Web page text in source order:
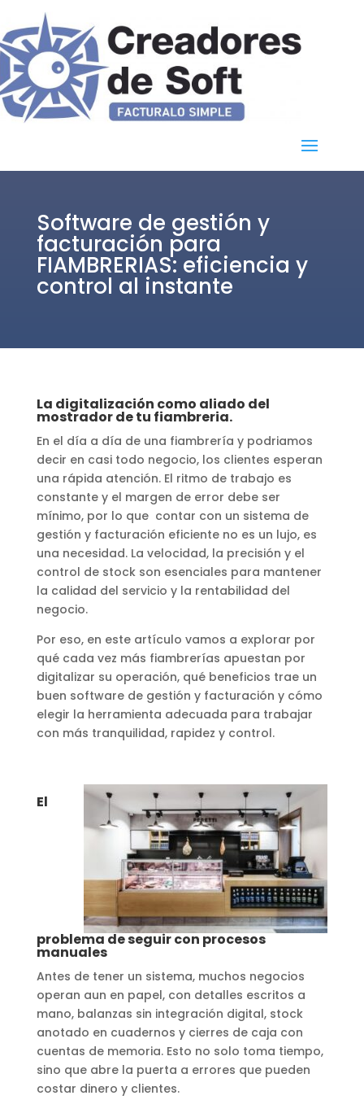
Software de gestión y
facturación para
FIAMBRERIAS: eficiencia y
control al instante
La digitalización como aliado del
mostrador de tu fiambreria.
En el día a día de una fiambrería y podriamos
decir en casi todo negocio, los clientes esperan
una rápida atención. El ritmo de trabajo es
constante y el margen de error debe ser
mínimo, por lo que contar con un sistema de
gestión y facturación eficiente no es un lujo, es
una necesidad. La velocidad, la precisión y el
control de stock son esenciales para mantener
la calidad del servicio y la rentabilidad del
negocio.
Por eso, en este artículo vamos a explorar por
qué cada vez más fiambrerías apuestan por
digitalizar su operación, qué beneficios trae un
buen software de gestión y facturación y cómo
elegir la herramienta adecuada para trabajar
con más tranquilidad, rapidez y control.
El
problema de seguir con procesos
manuales
Antes de tener un sistema, muchos negocios
operan aun en papel, con detalles escritos a
mano, balanzas sin integración digital, stock
anotado en cuadernos y cierres de caja con
cuentas de memoria. Esto no solo toma tiempo,
sino que abre la puerta a errores que pueden
costar dinero y clientes.